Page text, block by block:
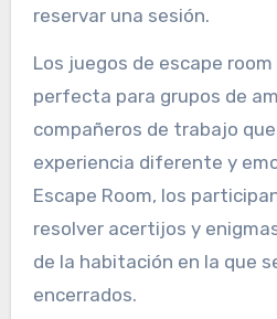
reservar una sesión.
Los juegos de escape
perfecta para grupos de
compañeros de trabajo
experiencia diferente y
Escape Room, los
resolver acertijos y
de la habitación en la que
encerrados.